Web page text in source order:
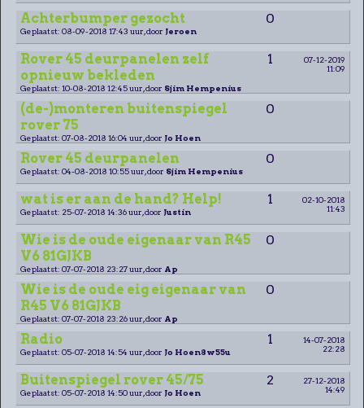
Achterbumper gezocht 0
Geplaatst: 08-09-2018 17:43 uur, door Jeroen
Rover 45 deurpanelen zelf
opnieuw bekleden
1
07-12-2019
11:09
Geplaatst: 10-08-2018 12:45 uur, door Sjim Hempenius
(de-)monteren buitenspiegel
rover 75
0
Geplaatst: 07-08-2018 16:04 uur, door Jo Hoen
Rover 45 deurpanelen 0
Geplaatst: 04-08-2018 10:55 uur, door Sjim Hempenius
wat is er aan de hand? Help! 1
02-10-2018
11:43
Geplaatst: 25-07-2018 14:36 uur, door Justin
Wie is de oude eigenaar van R45
V6 81GJKB
0
Geplaatst: 07-07-2018 23:27 uur, door Ap
Wie is de oude eig eigenaar van
R45 V6 81GJKB
0
Geplaatst: 07-07-2018 23:26 uur, door Ap
Radio 1
14-07-2018
22:28
Geplaatst: 05-07-2018 14:54 uur, door Jo Hoen8w55u
Buitenspiegel rover 45/75 2
27-12-2018
14:49
Geplaatst: 05-07-2018 14:50 uur, door Jo Hoen